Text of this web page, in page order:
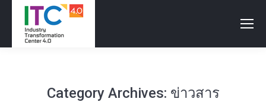
Category Archives: ข่าวสาร